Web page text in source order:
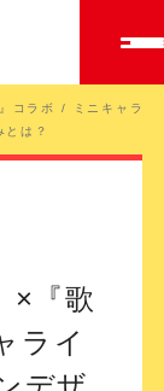
コラボ / ミニキャラ
は？
×『歌
ライ